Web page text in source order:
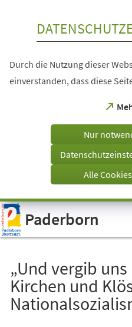
Visuelle
Assistenzsoftware
öffnen.
Durch die Nutzung dieser
einverstanden, dass diese
einem
Tab)
Nur
Alle
Paderborn
„Und vergib
Kirchen und